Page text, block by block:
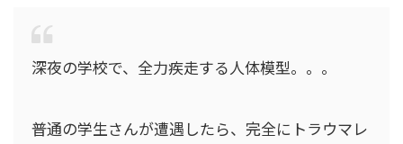
深夜の学校で、全力疾走する人体模型。。。
普通の学生さんが遭遇したら、完全にトラウマレ